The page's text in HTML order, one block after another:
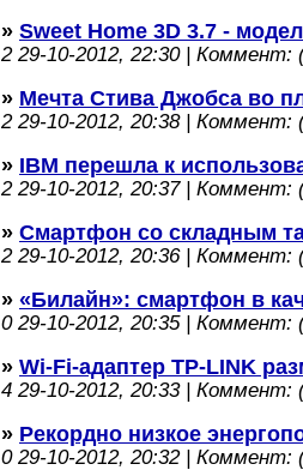
» Sweet Home 3D 3.7 -
229-10-2012, 22:30 | Коммент:
» Мечта Стива Джобса во
229-10-2012, 20:38 | Коммент:
» IBM перешла к
229-10-2012, 20:37 | Коммент:
» Смартфон со складным
229-10-2012, 20:36 | Коммент:
» «Билайн»: смартфон в
029-10-2012, 20:35 | Коммент:
» Wi-Fi-адаптер TP-LINK
4 29-10-2012, 20:33 | Коммент:
» Рекордно низкое
029-10-2012, 20:32 | Коммент: